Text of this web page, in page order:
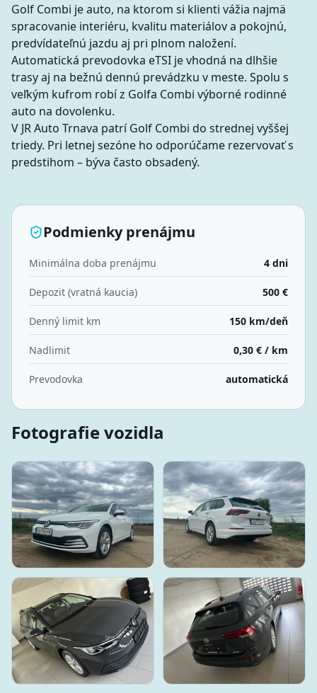
Golf Combi je auto, na ktorom si klienti vážia najmä
spracovanie interiéru, kvalitu materiálov a pokojnú,
predvídateľnú jazdu aj pri plnom naložení.
Automatická prevodovka eTSI je vhodná na dlhšie
trasy aj na bežnú dennú prevádzku v meste. Spolu s
veľkým kufrom robí z Golfa Combi výborné rodinné
auto na dovolenku.
V JR Auto Trnava patrí Golf Combi do strednej vyššej
triedy. Pri letnej sezóne ho odporúčame rezervovať s
predstihom – býva často obsadený.
Podmienky prenájmu
Minimálna doba prenájmu 4 dni
Depozit (vratná kaucia) 500 €
Denný limit km 150 km/deň
Nadlimit 0,30 € / km
Prevodovka automatická
Fotografie vozidla